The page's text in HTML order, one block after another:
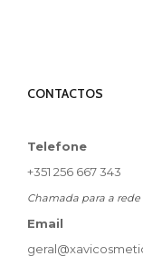
CONTACTOS
Telefone
+351 256 667 343
Chamada para a
Email